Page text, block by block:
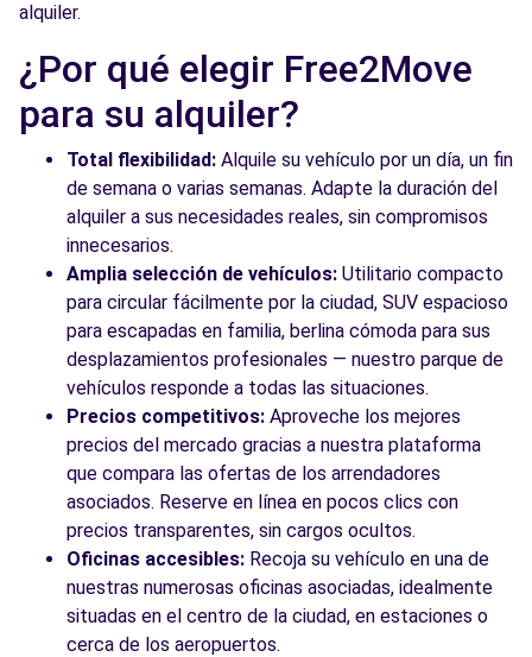
alquiler.
¿Por qué elegir Free2Move
para su alquiler?
Total flexibilidad: Alquile su vehículo por un día, un fin
de semana o varias semanas. Adapte la duración del
alquiler a sus necesidades reales, sin compromisos
innecesarios.
Amplia selección de vehículos: Utilitario compacto
para circular fácilmente por la ciudad, SUV espacioso
para escapadas en familia, berlina cómoda para sus
desplazamientos profesionales — nuestro parque de
vehículos responde a todas las situaciones.
Precios competitivos: Aproveche los mejores
precios del mercado gracias a nuestra plataforma
que compara las ofertas de los arrendadores
asociados. Reserve en línea en pocos clics con
precios transparentes, sin cargos ocultos.
Oficinas accesibles: Recoja su vehículo en una de
nuestras numerosas oficinas asociadas, idealmente
situadas en el centro de la ciudad, en estaciones o
cerca de los aeropuertos.